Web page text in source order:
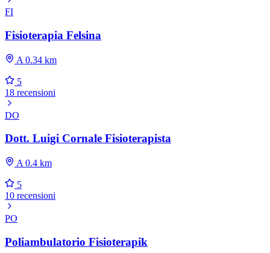
FI
Fisioterapia Felsina
A 0.34 km
5
18 recensioni
DO
Dott. Luigi Cornale Fisioterapista
A 0.4 km
5
10 recensioni
PO
Poliambulatorio Fisioterapik